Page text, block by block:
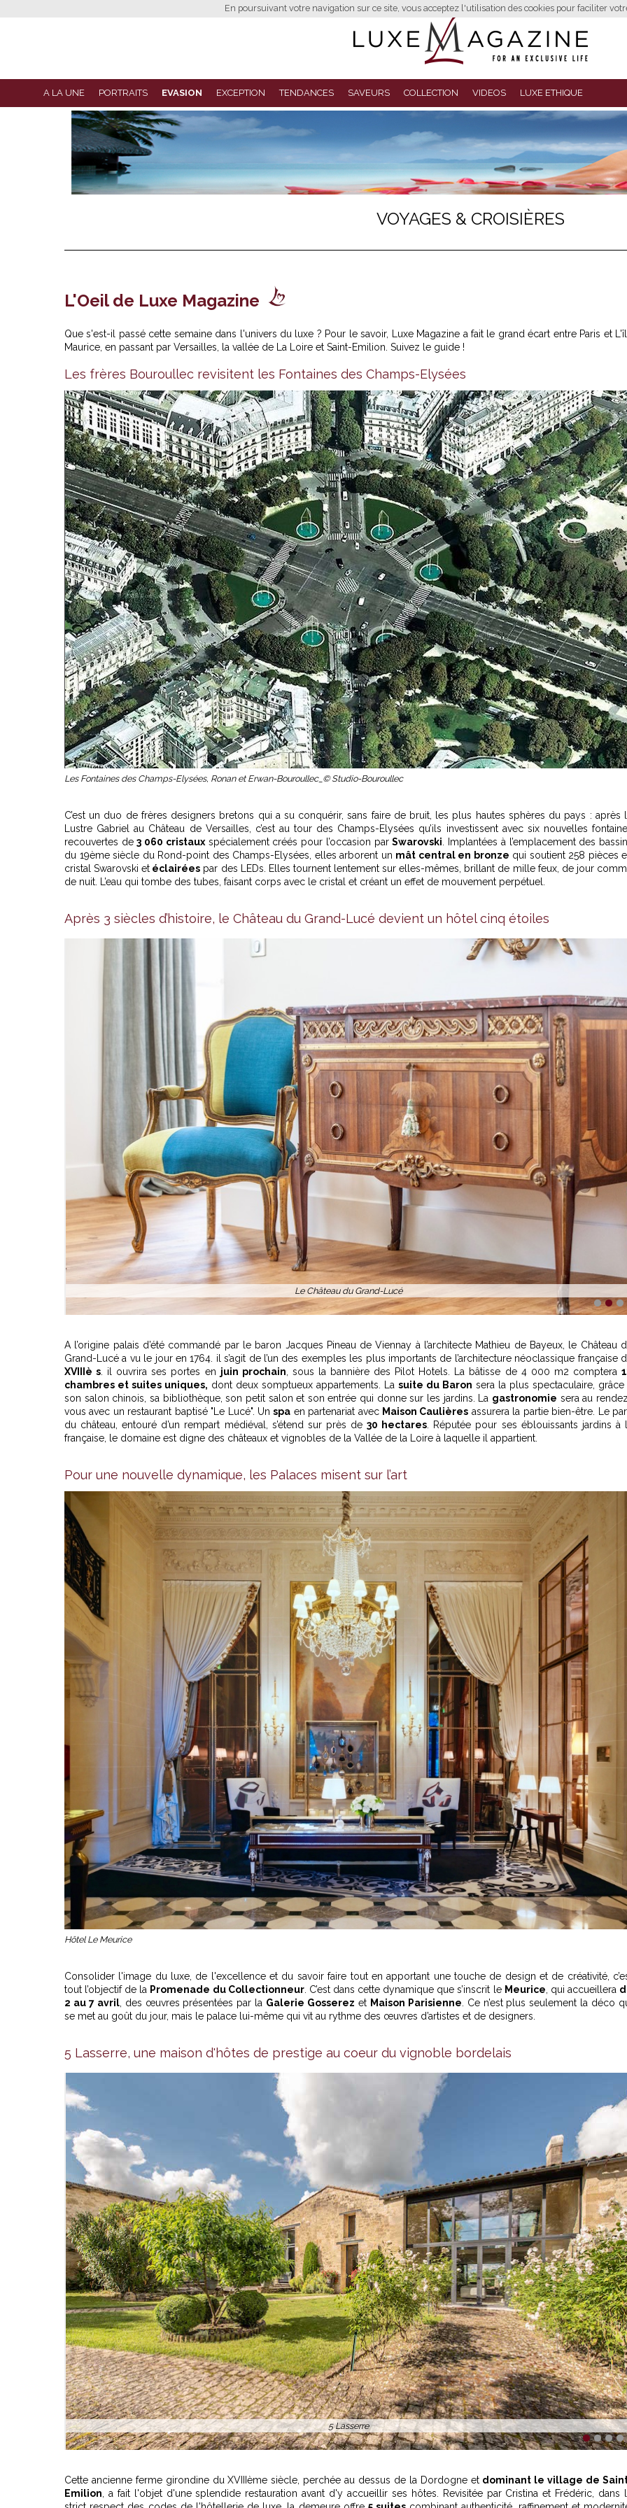
En poursuivant votre navigation sur ce site, vous acceptez l'utilisation des cookies pour faciliter
A LA UNE PORTRAITS EVASION EXCEPTION TENDANCES SAVEURS COLLECTION VIDEOS LUXE ETHIQUE
VOYAGES & CROISIÈRES
L'Oeil de Luxe Magazine
Que s'est-il passé cette semaine dans l'univers du luxe ? Pour le savoir, Luxe Magazine a fait le grand écart entre Paris et
Maurice, en passant par Versailles, la vallée de La Loire et Saint-Emilion. Suivez le guide !
Les frères Bouroullec revisitent les Fontaines des Champs-Elysées
Les Fontaines des Champs-Elysées, Ronan et Erwan-Bouroullec_© Studio-Bouroullec
C’est un duo de frères designers bretons qui a su conquérir, sans faire de bruit, les plus hautes sphères du pays : après
Lustre Gabriel au Château de Versailles, c’est au tour des Champs-Elysées qu’ils investissent avec six nouvelles
recouvertes de3 060 cristauxspécialement créés pour l’occasion parSwarovski . Implantées à l’emplacement des
du 19ème siècle du Rond-point des Champs-Elysées, elles arborent un mât central en bronze qui soutient 258 pièces
cristal Swarovski et éclairées par des LEDs. Elles tournent lentement sur elles-mêmes, brillant de mille feux, de jour
de nuit. L’eau qui tombe des tubes, faisant corps avec le cristal et créant un effet de mouvement perpétuel.
Après 3 siècles d’histoire, le Château du Grand-Lucé devient un hôtel cinq étoiles
Le Château du Grand-Lucé
1 2 3
A l’origine palais d’été commandé par le baron Jacques Pineau de Viennay à l’architecte Mathieu de Bayeux, le Château
Grand-Lucé a vu le jour en 1764. il s’agit de l’un des exemples les plus importants de l’architecture néoclassique française
XVIIIè s . il ouvrira ses portes en juin prochain , sous la bannière des Pilot Hotels. La bâtisse de 4 000 m2 comptera
chambres et suites uniques, dont deux somptueux appartements. La suite du Baron sera la plus spectaculaire, grâce
son salon chinois, sa bibliothèque, son petit salon et son entrée qui donne sur les jardins. La gastronomie sera au
vous avec un restaurant baptisé "Le Lucé". Unspa en partenariat avec Maison Caulières assurera la partie bien-être. Le
du château, entouré d’un rempart médiéval, s’étend sur près de30 hectares . Réputée pour ses éblouissants jardins à
française, le domaine est digne des châteaux et vignobles de la Vallée de la Loire à laquelle il appartient.
Pour une nouvelle dynamique, les Palaces misent sur l’art
Hôtel Le Meurice
Consolider l'image du luxe, de l'excellence et du savoir faire tout en apportant une touche de design et de créativité,
tout l’objectif de la Promenade du Collectionneur. C’est dans cette dynamique que s’inscrit le Meurice, qui accueillera
2 au 7 avril, des œuvres présentées par la Galerie Gosserez et Maison Parisienne. Ce n’est plus seulement la déco
se met au goût du jour, mais le palace lui-même qui vit au rythme des œuvres d’artistes et de designers.
5 Lasserre, une maison d'hôtes de prestige au coeur du vignoble bordelais
5 Lasserre
1 2 3 4
Cette ancienne ferme girondine du XVIIIème siècle, perchée au dessus de la Dordogne et dominant le village de
Emilion, a fait l'objet d'une splendide restauration avant d'y accueillir ses hôtes. Revisitée par Cristina et Frédéric, dans